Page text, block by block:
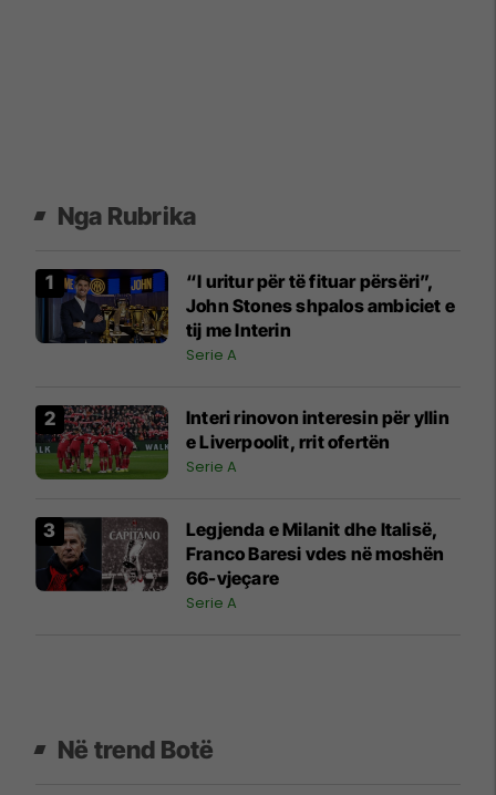
Nga Rubrika
“I uritur për të fituar përsëri”,
John Stones shpalos ambiciet e
tij me Interin
Serie A
Interi rinovon interesin për yllin
e Liverpoolit, rrit ofertën
Serie A
Legjenda e Milanit dhe Italisë,
Franco Baresi vdes në moshën
66-vjeçare
Serie A
Në trend Botë